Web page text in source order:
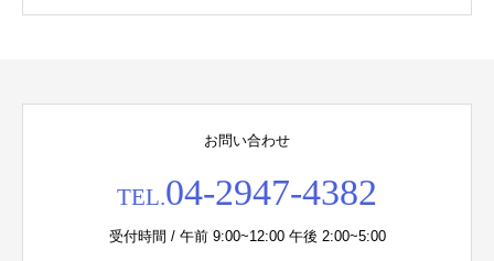
お問い合わせ
TEL.04-2947-4382
受付時間 / 午前 9:00~12:00 午後 2:00~5:00